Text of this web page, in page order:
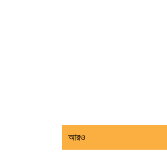
আরও